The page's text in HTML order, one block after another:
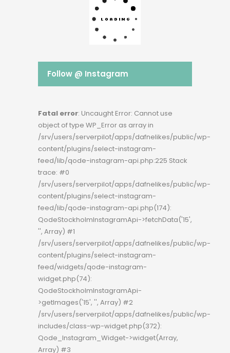
Follow @ Instagram
Fatal error: Uncaught Error: Cannot use
object of type WP_Error as array in
/srv/users/serverpilot/apps/dafnelikes/public/wp-
content/plugins/select-instagram-
feed/lib/qode-instagram-api.php:225 Stack
trace: #0
/srv/users/serverpilot/apps/dafnelikes/public/wp-
content/plugins/select-instagram-
feed/lib/qode-instagram-api.php(174):
QodeStockholmInstagramApi->fetchData('15',
'', Array) #1
/srv/users/serverpilot/apps/dafnelikes/public/wp-
content/plugins/select-instagram-
feed/widgets/qode-instagram-
widget.php(74):
QodeStockholmInstagramApi-
>getImages('15', '', Array) #2
/srv/users/serverpilot/apps/dafnelikes/public/wp-
includes/class-wp-widget.php(372):
Qode_Instagram_Widget->widget(Array,
Array) #3